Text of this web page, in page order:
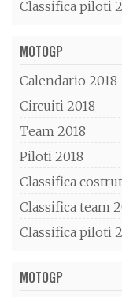
Classifica piloti
MOTOGP
Calendario 2018
Circuiti 2018
Team 2018
Piloti 2018
Classifica
Classifica team
Classifica piloti
MOTOGP